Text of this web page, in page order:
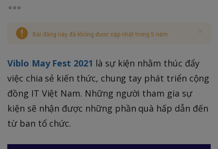
Bài đăng này đã không được cập nhật trong 5 năm
Viblo May Fest 2021 là sự kiện nhằm thúc đẩy
việc chia sẻ kiến thức, chung tay phát triển cộng
đồng IT Việt Nam. Những người tham gia sự
kiện sẽ nhận được những phần quà hấp dẫn đến
từ ban tổ chức.